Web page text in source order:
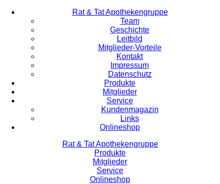
Rat & Tat Apothekengruppe
Team
Geschichte
Leitbild
Mitglieder-Vorteile
Kontakt
Impressum
Datenschutz
Produkte
Mitglieder
Service
Kundenmagazin
Links
Onlineshop
Rat & Tat Apothekengruppe
Produkte
Mitglieder
Service
Onlineshop